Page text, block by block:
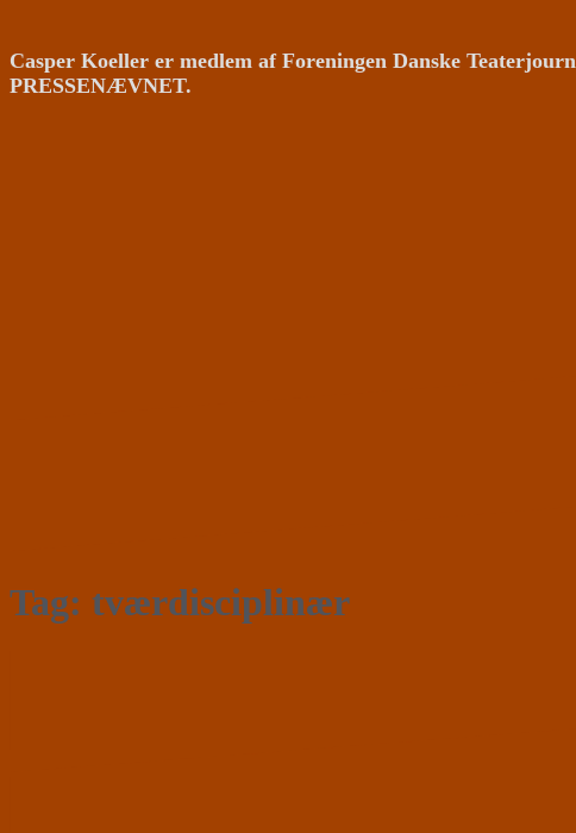
Casper Koeller er medlem af Foreningen Danske
PRESSENÆVNET.
Tag: tværdisciplinær